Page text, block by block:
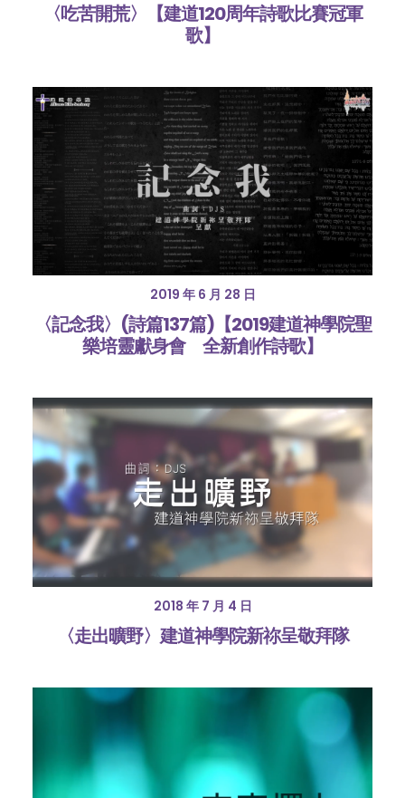
〈吃苦開荒〉【建道120周年詩歌比賽冠軍
歌】
2019 年 6 月 28 日
〈記念我〉(詩篇137篇)【2019建道神學院聖
樂培靈獻身會 全新創作詩歌】
2018 年 7 月 4 日
〈走出曠野〉建道神學院新祢呈敬拜隊